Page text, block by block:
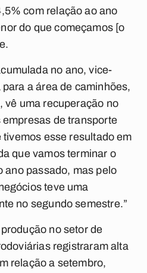
com relação ao ano
do que começamos [o
no ano, vice-
a área de caminhões,
vê uma recuperação no
de transporte
esse resultado em
que vamos terminar o
ano passado, mas pelo
teve uma
no segundo semestre.”
no setor de
registraram alta
relação a setembro,